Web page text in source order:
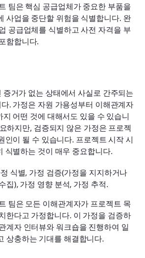
팀은 핵심 공급업체가 중요한 부품을
사업을 중단할 위험을 식별합니다. 완
공급업체를 식별하고 사전 자격을 부
함합니다.
증거가 없는 상태에서 사실로 간주되는
. 가정은 자원 가용성부터 이해관계자
어떤 것에 대해서도 있을 수 있습니
하지만, 검증되지 않은 가정은 프로젝
인이 될 수 있습니다. 프로젝트 시작 시
식별하는 것이 매우 중요합니다.
식별, 가정 검증(가정을 지지하거나
집), 가정 영향 분석, 가정 추적.
팀은 모든 이해관계자가 프로젝트 목
한다고 가정합니다. 이 가정을 검증하
계자 인터뷰와 워크숍을 진행하여 일
상충하는 기대를 해결합니다.